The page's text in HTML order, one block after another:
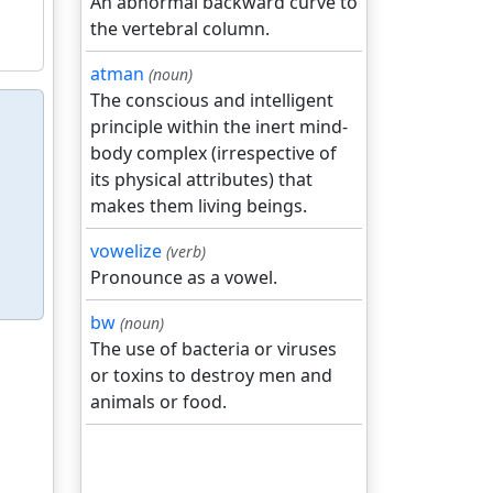
the vertebral column.
atman (noun)
The conscious and intelligent
principle within the inert mind-
body complex (irrespective of
its physical attributes) that
makes them living beings.
vowelize (verb)
Pronounce as a vowel.
bw (noun)
The use of bacteria or viruses
or toxins to destroy men and
animals or food.